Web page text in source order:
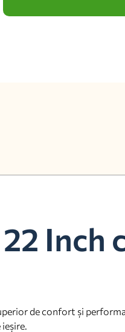
Inch
de confort și